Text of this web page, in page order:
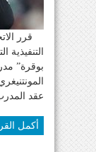
قرر
بوقرة”
عقد
أكمل